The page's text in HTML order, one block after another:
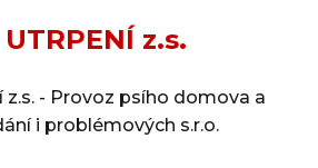
z.s.
- Provoz psího domova a
i problémových s.r.o.